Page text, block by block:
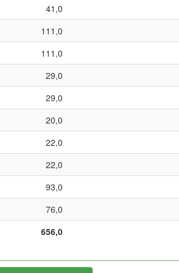
41,0
111,0
111,0
29,0
29,0
20,0
22,0
22,0
93,0
76,0
656,0